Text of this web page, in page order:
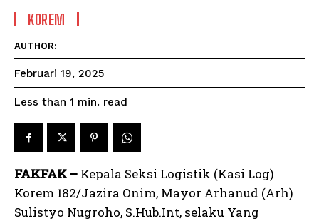
KOREM
AUTHOR:
Februari 19, 2025
Less than 1 min. read
FAKFAK – Kepala Seksi Logistik (Kasi Log)
Korem 182/Jazira Onim, Mayor Arhanud (Arh)
Sulistyo Nugroho, S.Hub.Int, selaku Yang